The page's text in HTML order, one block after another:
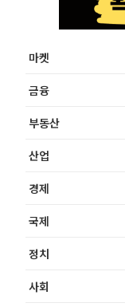
마켓
금융
부동산
산업
경제
국제
정치
사회